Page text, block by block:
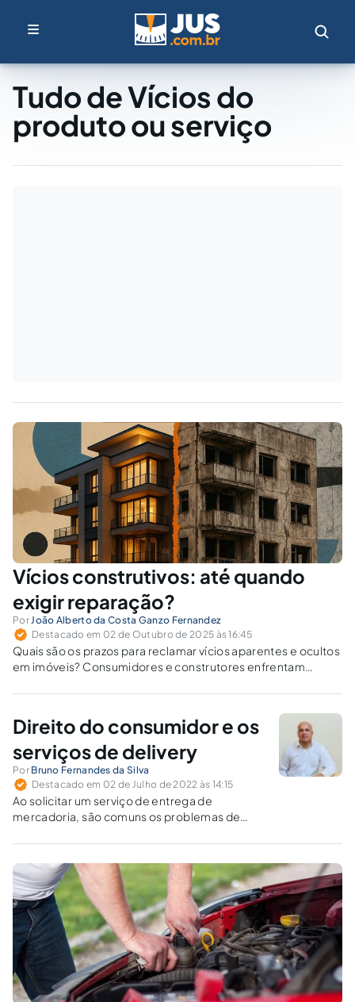
Tudo de Vícios do
produto ou serviço
Vícios construtivos: até quando
exigir reparação?
PorJoão Alberto da Costa Ganzo Fernandez
Destacado em 02 de Outubro de 2025 às 16:45
Quais são os prazos para reclamar vícios aparentes e ocultos
em imóveis? Consumidores e construtores enfrentam
Direito do consumidor e os
serviços de delivery
Por Bruno Fernandes da Silva
Destacado em 02 de Julho de 2022 às 14:15
Ao solicitar um serviço de entrega de
mercadoria, são comuns os problemas de
Danos morais?